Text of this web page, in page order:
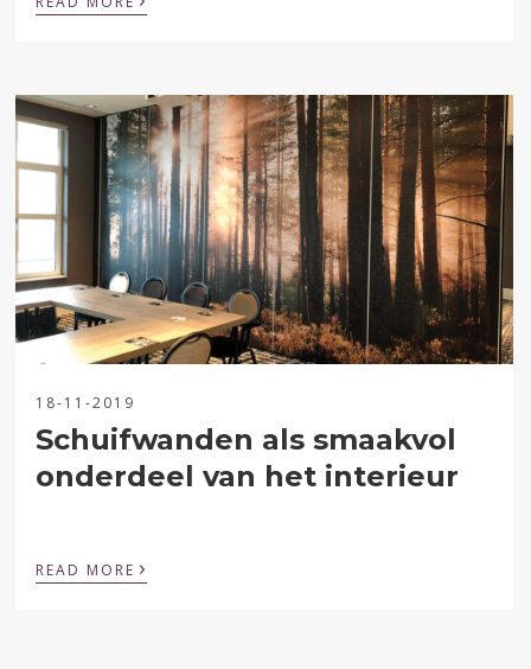
18-11-2019
Schuifwanden als smaakvol
onderdeel van het interieur
READ MORE ›